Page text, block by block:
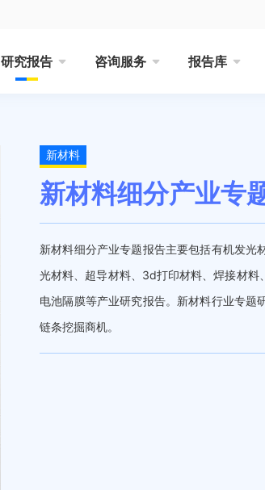
研究报告 咨询服务 报告库
新材料
新材料细分产业专
新材料细分产业专题报告主要包括有机发光
光材料、超导材料、3d打印材料、焊接材料
电池隔膜等产业研究报告。新材料行业专题
链条挖掘商机。